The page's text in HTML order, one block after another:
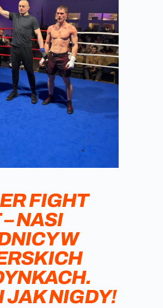
FIGHT
NASI
W
JAK NIGDY!